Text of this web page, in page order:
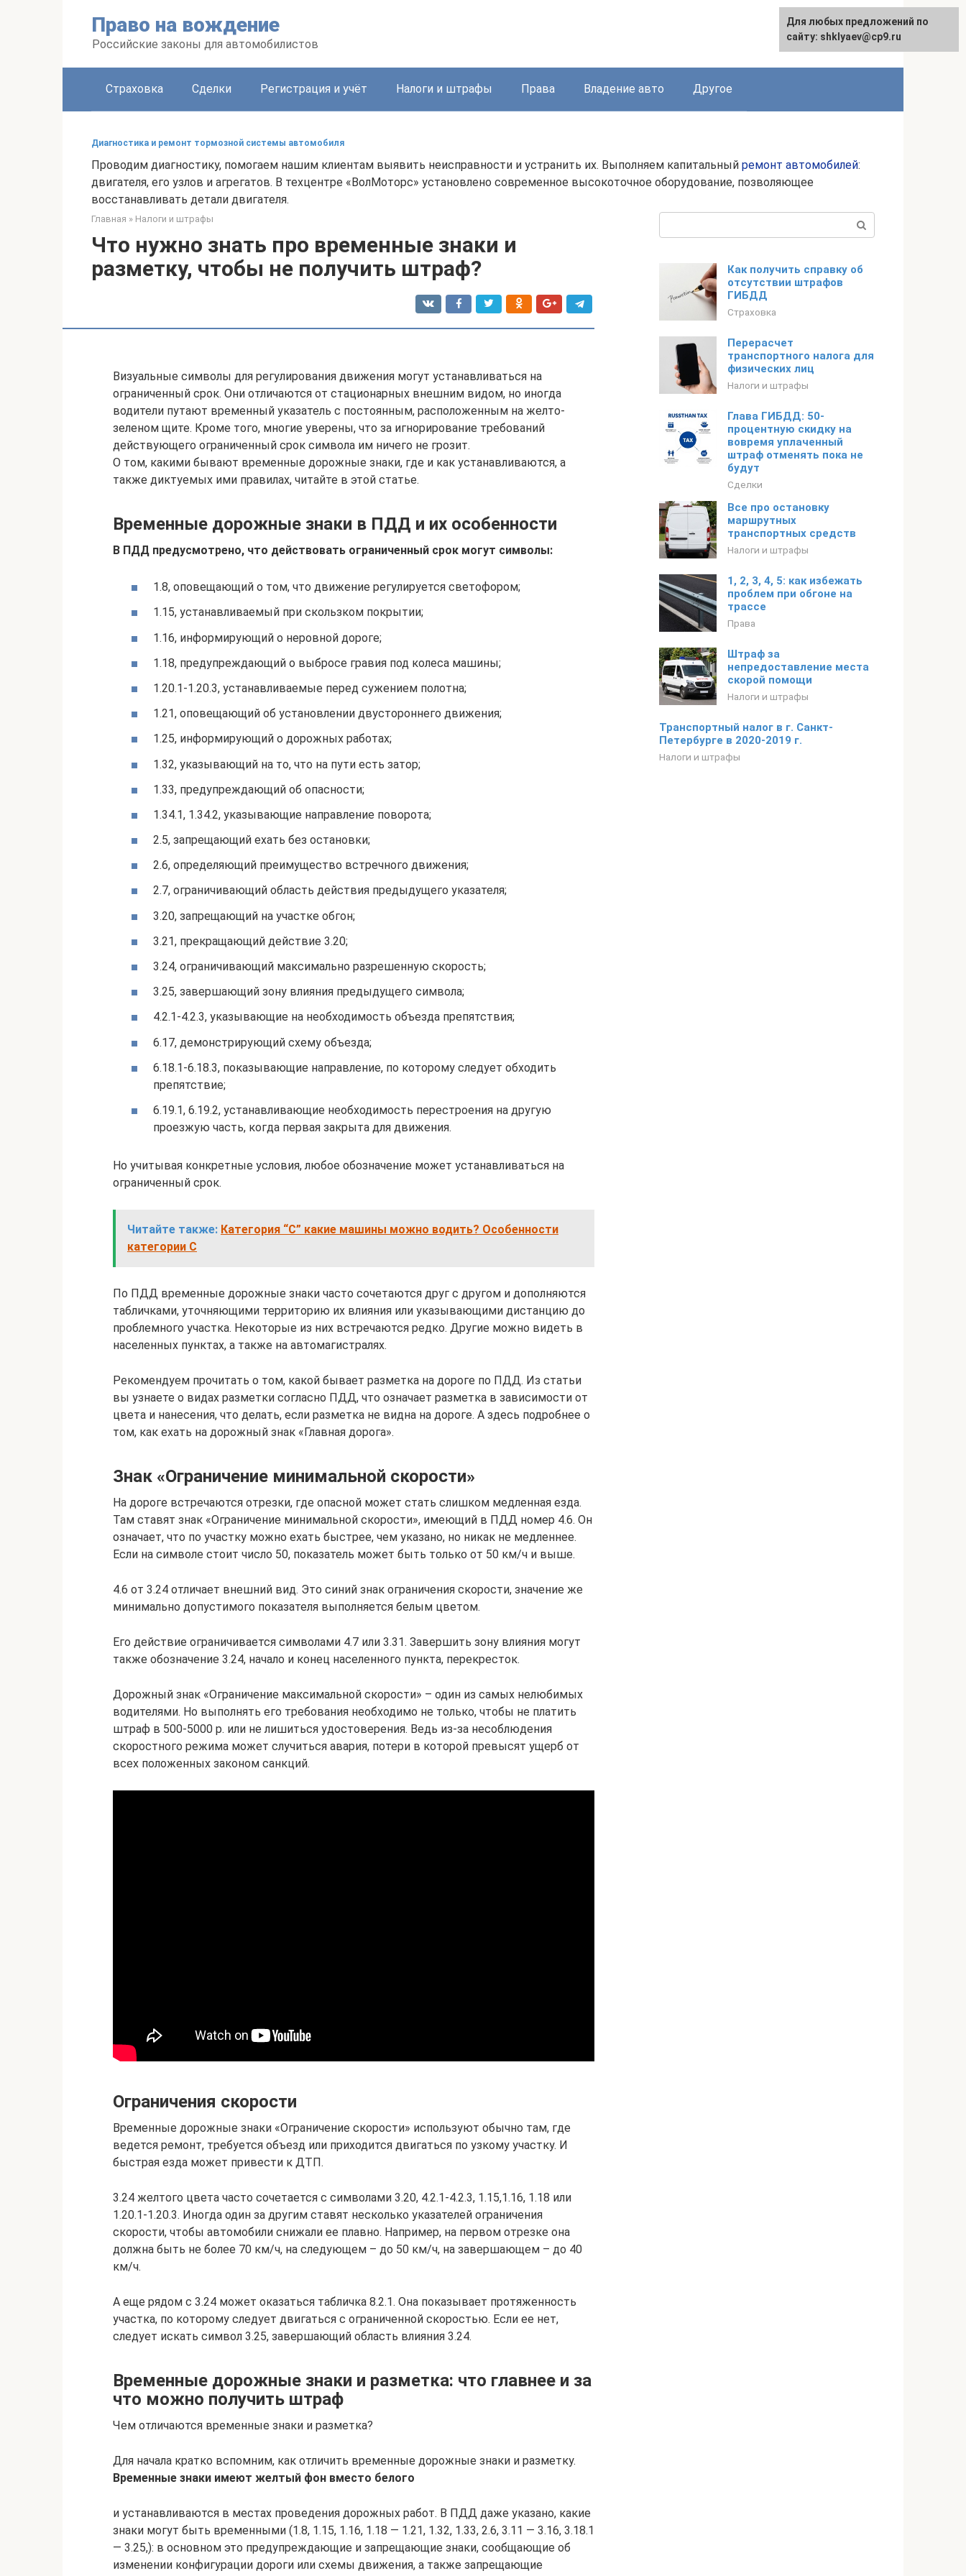
Право на вождение
Российские законы для автомобилистов
Страховка Сделки Регистрация и учёт Налоги и штрафы Права Владение авто Другое
Диагностика и ремонт тормозной системы автомобиля
Проводим диагностику, помогаем нашим клиентам выявить неисправности и устранить их. Выполняем капитальный ремонт автомобилей:
двигателя, его узлов и агрегатов. В техцентре «ВолМоторс» установлено современное высокоточное оборудование, позволяющее
восстанавливать детали двигателя.
Главная » Налоги и штрафы
Что нужно знать про временные знаки и
разметку, чтобы не получить штраф?
Визуальные символы для регулирования движения могут устанавливаться на
ограниченный срок. Они отличаются от стационарных внешним видом, но иногда
водители путают временный указатель с постоянным, расположенным на желто-
зеленом щите. Кроме того, многие уверены, что за игнорирование требований
действующего ограниченный срок символа им ничего не грозит.
О том, какими бывают временные дорожные знаки, где и как устанавливаются, а
также диктуемых ими правилах, читайте в этой статье.
Временные дорожные знаки в ПДД и их особенности
В ПДД предусмотрено, что действовать ограниченный срок могут символы:
1.8, оповещающий о том, что движение регулируется светофором;
1.15, устанавливаемый при скользком покрытии;
1.16, информирующий о неровной дороге;
1.18, предупреждающий о выбросе гравия под колеса машины;
1.20.1-1.20.3, устанавливаемые перед сужением полотна;
1.21, оповещающий об установлении двустороннего движения;
1.25, информирующий о дорожных работах;
1.32, указывающий на то, что на пути есть затор;
1.33, предупреждающий об опасности;
1.34.1, 1.34.2, указывающие направление поворота;
2.5, запрещающий ехать без остановки;
2.6, определяющий преимущество встречного движения;
2.7, ограничивающий область действия предыдущего указателя;
3.20, запрещающий на участке обгон;
3.21, прекращающий действие 3.20;
3.24, ограничивающий максимально разрешенную скорость;
3.25, завершающий зону влияния предыдущего символа;
4.2.1-4.2.3, указывающие на необходимость объезда препятствия;
6.17, демонстрирующий схему объезда;
6.18.1-6.18.3, показывающие направление, по которому следует обходить
препятствие;
6.19.1, 6.19.2, устанавливающие необходимость перестроения на другую
проезжую часть, когда первая закрыта для движения.
Но учитывая конкретные условия, любое обозначение может устанавливаться на
ограниченный срок.
Читайте также: Категория “C” какие машины можно водить? Особенности
категории С
По ПДД временные дорожные знаки часто сочетаются друг с другом и дополняются
табличками, уточняющими территорию их влияния или указывающими дистанцию до
проблемного участка. Некоторые из них встречаются редко. Другие можно видеть в
населенных пунктах, а также на автомагистралях.
Рекомендуем прочитать о том, какой бывает разметка на дороге по ПДД. Из статьи
вы узнаете о видах разметки согласно ПДД, что означает разметка в зависимости от
цвета и нанесения, что делать, если разметка не видна на дороге. А здесь подробнее о
том, как ехать на дорожный знак «Главная дорога».
Знак «Ограничение минимальной скорости»
На дороге встречаются отрезки, где опасной может стать слишком медленная езда.
Там ставят знак «Ограничение минимальной скорости», имеющий в ПДД номер 4.6. Он
означает, что по участку можно ехать быстрее, чем указано, но никак не медленнее.
Если на символе стоит число 50, показатель может быть только от 50 км/ч и выше.
4.6 от 3.24 отличает внешний вид. Это синий знак ограничения скорости, значение же
минимально допустимого показателя выполняется белым цветом.
Его действие ограничивается символами 4.7 или 3.31. Завершить зону влияния могут
также обозначение 3.24, начало и конец населенного пункта, перекресток.
Дорожный знак «Ограничение максимальной скорости» – один из самых нелюбимых
водителями. Но выполнять его требования необходимо не только, чтобы не платить
штраф в 500-5000 р. или не лишиться удостоверения. Ведь из-за несоблюдения
скоростного режима может случиться авария, потери в которой превысят ущерб от
всех положенных законом санкций.
Ограничения скорости
Временные дорожные знаки «Ограничение скорости» используют обычно там, где
ведется ремонт, требуется объезд или приходится двигаться по узкому участку. И
быстрая езда может привести к ДТП.
3.24 желтого цвета часто сочетается с символами 3.20, 4.2.1-4.2.3, 1.15,1.16, 1.18 или
1.20.1-1.20.3. Иногда один за другим ставят несколько указателей ограничения
скорости, чтобы автомобили снижали ее плавно. Например, на первом отрезке она
должна быть не более 70 км/ч, на следующем – до 50 км/ч, на завершающем – до 40
км/ч.
А еще рядом с 3.24 может оказаться табличка 8.2.1. Она показывает протяженность
участка, по которому следует двигаться с ограниченной скоростью. Если ее нет,
следует искать символ 3.25, завершающий область влияния 3.24.
Временные дорожные знаки и разметка: что главнее и за
что можно получить штраф
Чем отличаются временные знаки и разметка?
Для начала кратко вспомним, как отличить временные дорожные знаки и разметку.
Временные знаки имеют желтый фон вместо белого
и устанавливаются в местах проведения дорожных работ. В ПДД даже указано, какие
знаки могут быть временными (1.8, 1.15, 1.16, 1.18 — 1.21, 1.32, 1.33, 2.6, 3.11 — 3.16, 3.18.1
— 3.25,): в основном это предупреждающие и запрещающие знаки, сообщающие об
изменении конфигурации дороги или схемы движения, а также запрещающие
Как получить справку об
отсутствии штрафов
ГИБДД
Страховка
Перерасчет
транспортного налога для
физических лиц
Налоги и штрафы
Глава ГИБДД: 50-
процентную скидку на
вовремя уплаченный
штраф отменять пока не
будут
Сделки
Все про остановку
маршрутных
транспортных средств
Налоги и штрафы
1, 2, 3, 4, 5: как избежать
проблем при обгоне на
трассе
Права
Штраф за
непредоставление места
скорой помощи
Налоги и штрафы
Транспортный налог в г. Санкт-
Петербурге в 2020-2019 г.
Налоги и штрафы
Для любых предложений по
сайту: shklyaev@cp9.ru